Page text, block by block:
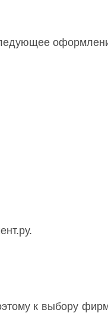
к выбору